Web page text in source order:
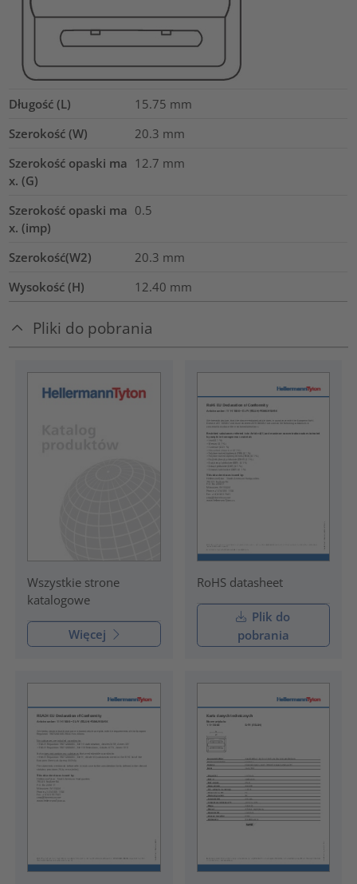
Długość (L) 15.75 mm
Szerokość (W)
20.3 mm
Szerokość opaski ma
x. (G)
12.7 mm
Szerokość opaski ma
x. (imp)
0.5
Szerokość(W2) 20.3 mm
Wysokość (H)
12.40 mm
Pliki do pobrania
Wszystkie strone
katalogowe
Więcej
RoHS datasheet
Plik do
pobrania